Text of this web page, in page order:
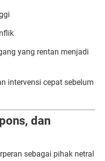
yang rentan menjadi
intervensi cepat sebelum
dan
sebagai pihak netral